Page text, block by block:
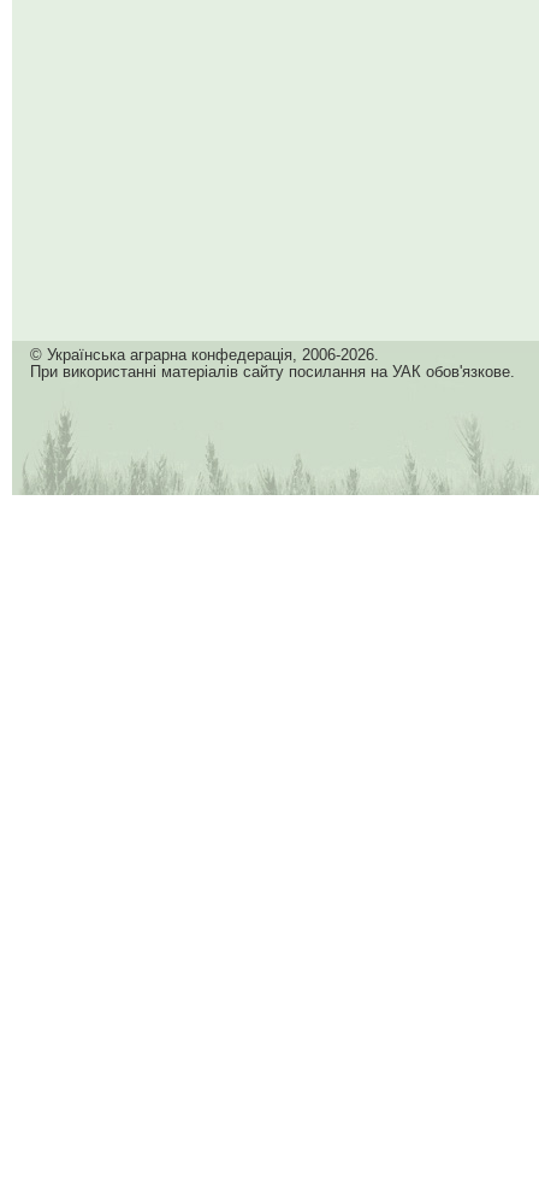
© Українська аграрна конфедерація, 2006-2026.
При використанні матеріалів сайту посилання на УАК обов'язкове.